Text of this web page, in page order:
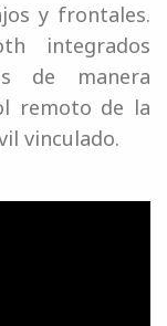
y frontales.
integrados
de manera
remoto de la
vinculado.